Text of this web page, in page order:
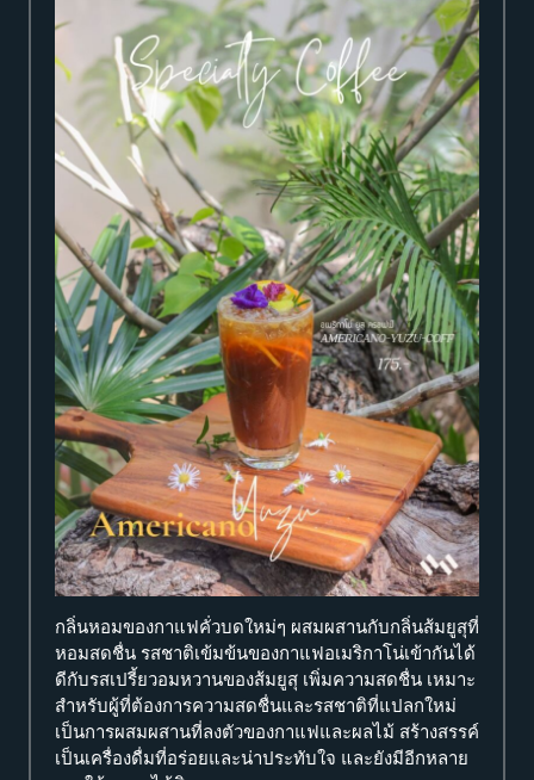
กลิ่นหอมของกาแฟคั่วบดใหม่ๆ ผสมผสานกับกลิ่นส้มยูสุที่
หอมสดชื่น รสชาติเข้มข้นของกาแฟอเมริกาโน่เข้ากันได้
ดีกับรสเปรี้ยวอมหวานของส้มยูสุ เพิ่มความสดชื่น เหมาะ
สำหรับผู้ที่ต้องการความสดชื่นและรสชาติที่แปลกใหม่
เป็นการผสมผสานที่ลงตัวของกาแฟและผลไม้ สร้างสรรค์
เป็นเครื่องดื่มที่อร่อยและน่าประทับใจ และยังมีอีกหลาย